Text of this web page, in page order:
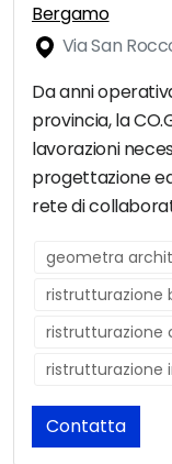
Bergamo
Via San
Da anni
provincia, la
lavorazioni
progettazione
rete di
geometra
ristrutturazione
ristrutturazione
ristrutturazione
Contatta